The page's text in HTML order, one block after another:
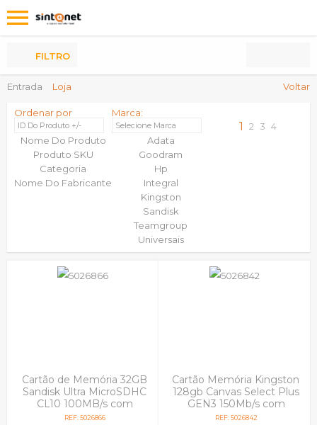
Entrada Loja Voltar
FILTRO
Ordenar por
ID Do Produto +/-
Nome Do Produto
Produto SKU
Categoria
Nome Do Fabricante
Marca:
Selecione Marca
Adata
Goodram
Hp
Integral
Kingston
Sandisk
Teamgroup
Universais
1 2 3 4
Cartão de Memória 32GB
Sandisk Ultra MicroSDHC
CL10 100MB/s com
Adaptador SD em Blister
REF: 5026866
Cartão Memória Kingston
128gb Canvas Select Plus
GEN3 150Mb/s com
Adaptador SD
REF: 5026842